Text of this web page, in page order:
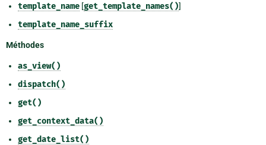
template_name [get_template_names()]
template_name_suffix
Méthodes
as_view()
dispatch()
get()
get_context_data()
get_date_list()